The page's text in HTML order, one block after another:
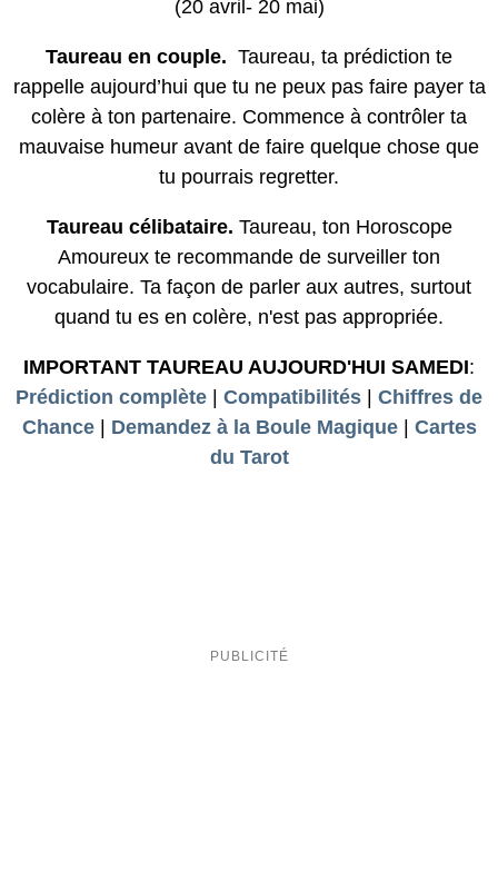
(20 avril- 20 mai)
Taureau en couple. Taureau, ta prédiction te
rappelle aujourd’hui que tu ne peux pas faire payer ta
colère à ton partenaire. Commence à contrôler ta
mauvaise humeur avant de faire quelque chose que
tu pourrais regretter.
Taureau célibataire. Taureau, ton Horoscope
Amoureux te recommande de surveiller ton
vocabulaire. Ta façon de parler aux autres, surtout
quand tu es en colère, n'est pas appropriée.
IMPORTANT TAUREAU AUJOURD'HUI SAMEDI:
Prédiction complète
Compatibilités
Chiffres de
Chance| Demandez à la Boule Magique| Cartes
du Tarot